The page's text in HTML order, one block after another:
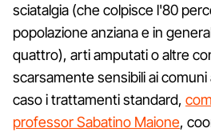
sciatalgia (che colpisce l'80
popolazione anziana e in
quattro), arti amputati o altre
scarsamente sensibili ai
caso i trattamenti standard,
professor Sabatino Maione,